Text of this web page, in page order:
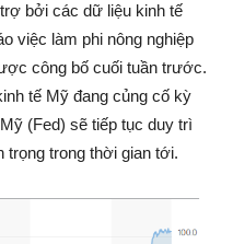
bởi các dữ liệu kinh tế
việc làm phi nông nghiệp
công bố cuối tuần trước.
tế Mỹ đang củng cố kỳ
(Fed) sẽ tiếp tục duy trì
trọng trong thời gian tới.